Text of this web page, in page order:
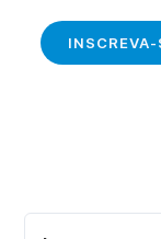
INSCREVA-